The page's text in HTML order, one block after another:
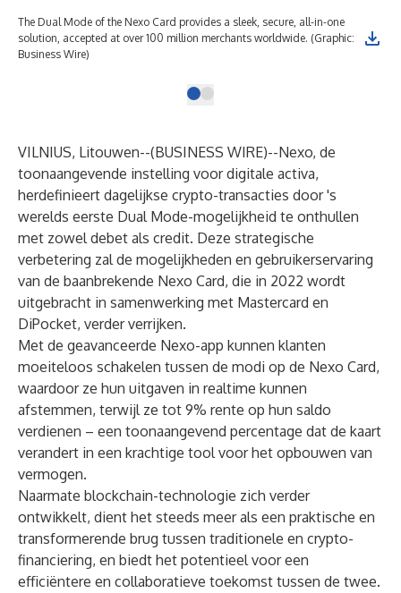
The Dual Mode of the Nexo Card provides a sleek, secure, all-in-one
solution, accepted at over 100 million merchants worldwide. (Graphic:
Business Wire)
VILNIUS, Litouwen--(BUSINESS WIRE)--Nexo, de
toonaangevende instelling voor digitale activa,
herdefinieert dagelijkse crypto-transacties door 's
werelds eerste Dual Mode-mogelijkheid te onthullen
met zowel debet als credit. Deze strategische
verbetering zal de mogelijkheden en gebruikerservaring
van de baanbrekende Nexo Card, die in 2022 wordt
uitgebracht in samenwerking met Mastercard en
DiPocket, verder verrijken.
Met de geavanceerde Nexo-app kunnen klanten
moeiteloos schakelen tussen de modi op de Nexo Card,
waardoor ze hun uitgaven in realtime kunnen
afstemmen, terwijl ze tot 9% rente op hun saldo
verdienen – een toonaangevend percentage dat de kaart
verandert in een krachtige tool voor het opbouwen van
vermogen.
Naarmate blockchain-technologie zich verder
ontwikkelt, dient het steeds meer als een praktische en
transformerende brug tussen traditionele en crypto-
financiering, en biedt het potentieel voor een
efficiëntere en collaboratieve toekomst tussen de twee.